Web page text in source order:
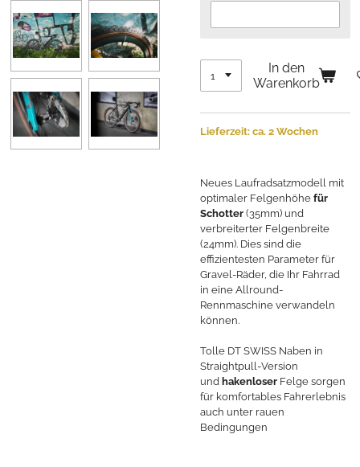
In den
Warenkorb
Lieferzeit: ca. 2 Wochen
Neues Laufradsatzmodell mit
optimaler Felgenhöhe für
Schotter (35mm) und
verbreiterter Felgenbreite
(24mm). Dies sind die
effizientesten Parameter für
Gravel-Räder, die Ihr Fahrrad
in eine Allround-
Rennmaschine verwandeln
können.
Tolle DT SWISS Naben in
Straightpull-Version
und hakenloser Felge sorgen
für komfortables Fahrerlebnis
auch unter rauen
Bedingungen